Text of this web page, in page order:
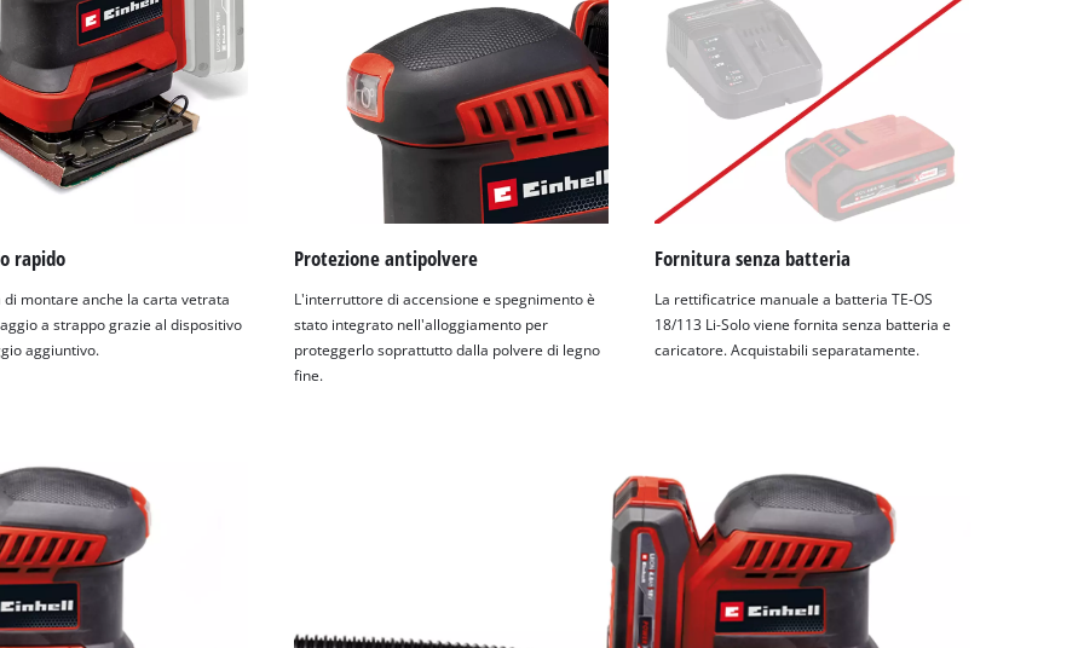
rapido
di montare anche la carta vetrata
a strappo grazie al dispositivo
aggiuntivo.
Protezione antipolvere
L'interruttore di accensione e spegnimento è
stato integrato nell'alloggiamento per
proteggerlo soprattutto dalla polvere di legno
fine.
Fornitura senza batteria
La rettificatrice manuale a batteria TE-OS
18/113 Li-Solo viene fornita senza batteria e
caricatore. Acquistabili separatamente.